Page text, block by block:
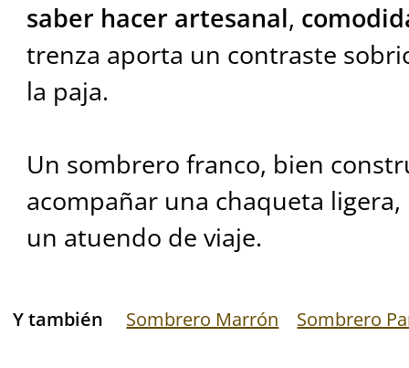
saber hacer artesanal,
trenza aporta un contraste
la paja.
Un sombrero franco, bien
acompañar una chaqueta
un atuendo de viaje.
Y también Sombrero Marrón Sombrero